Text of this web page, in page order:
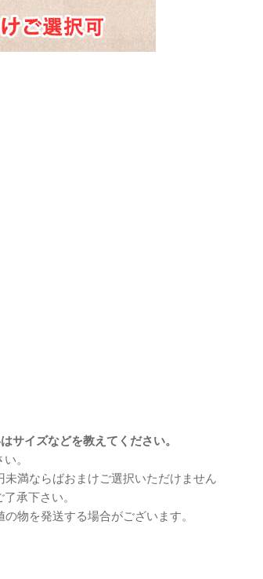
サイズなどを教えてください。
。
満ならばおまけご選択いただけません
承下さい。
物を発送する場合がございます。